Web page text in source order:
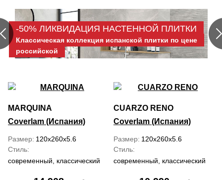
-50% ЛИКВИДАЦИЯ НАСТЕННОЙ ПЛИТКИ
Классическая коллекция испанской плитки по цене
российской
MARQUINA
Coverlam (Испания)
Размер 120x260x5.6
Стиль
современный, классический
CUARZO RENO
Coverlam (Испания)
Размер 120x260x5.6
Стиль
современный, классический